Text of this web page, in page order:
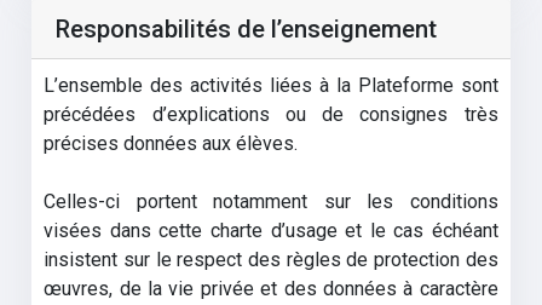
Responsabilités de l’enseignement
L’ensemble des activités liées à la Plateforme sont
précédées d’explications ou de consignes très
précises données aux élèves.
Celles-ci portent notamment sur les conditions
visées dans cette charte d’usage et le cas échéant
insistent sur le respect des règles de protection des
œuvres, de la vie privée et des données à caractère